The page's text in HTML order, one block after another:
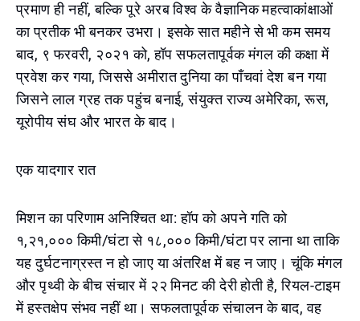
प्रमाण ही नहीं, बल्कि पूरे अरब विश्व के वैज्ञानिक महत्वाकांक्षाओं
का प्रतीक भी बनकर उभरा। इसके सात महीने से भी कम समय
बाद, ९ फरवरी, २०२१ को, हॉप सफलतापूर्वक मंगल की कक्षा में
प्रवेश कर गया, जिससे अमीरात दुनिया का पाँचवां देश बन गया
जिसने लाल ग्रह तक पहुंच बनाई, संयुक्त राज्य अमेरिका, रूस,
यूरोपीय संघ और भारत के बाद।
एक यादगार रात
मिशन का परिणाम अनिश्चित था: हॉप को अपने गति को
१,२१,००० किमी/घंटा से १८,००० किमी/घंटा पर लाना था ताकि
यह दुर्घटनाग्रस्त न हो जाए या अंतरिक्ष में बह न जाए। चूंकि मंगल
और पृथ्वी के बीच संचार में २२ मिनट की देरी होती है, रियल-टाइम
में हस्तक्षेप संभव नहीं था। सफलतापूर्वक संचालन के बाद, वह